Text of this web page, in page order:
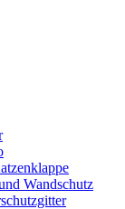
Wandschutz